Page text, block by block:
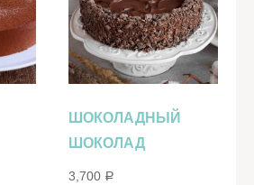
ШОКОЛАДНЫЙ
ШОКОЛАД
3,700 Р